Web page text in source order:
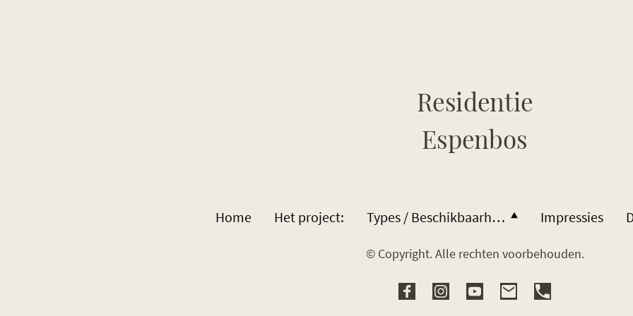
Residentie
Espenbos
Home Het project: Types / Beschikbaarheid Impressies
© Copyright. Alle rechten voorbehouden.